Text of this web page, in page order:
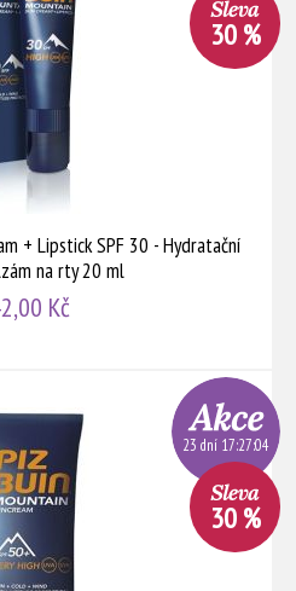
+ Lipstick SPF 30 - Hydratační
na rty 20 ml
Kč
30 %
23 dní 17:27:03
30 %